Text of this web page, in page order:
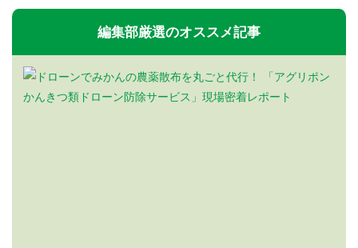
編集部厳選のオススメ記事